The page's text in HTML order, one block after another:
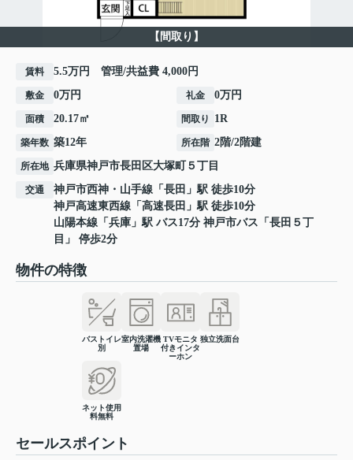
【間取り】
賃料 5.5万円 管理/共益費 4,000円
敷金 0万円 礼金 0万円
面積 20.17㎡ 間取り 1R
築年数 築12年 所在階 2階/2階建
所在地 兵庫県神戸市長田区大塚町 ５丁目
交通 神戸市西神・山手線 「 長田 」駅 徒歩10分
神戸高速東西線 「 高速長田 」駅 徒歩10分
山陽本線 「 兵庫 」駅 バス17分 神戸市バス「長田５丁
目」 停歩2分
物件の特徴
バストイレ
別
室内洗濯機
置場
TVモニタ
付きインタ
ーホン
独立洗面台
ネット使用
料無料
セールスポイント